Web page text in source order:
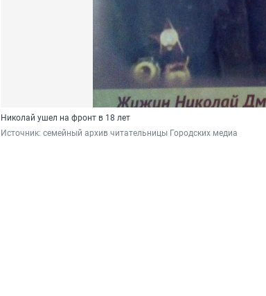
Николай ушел на фронт в 18 лет
Источник: семейный архив читательницы Городских медиа